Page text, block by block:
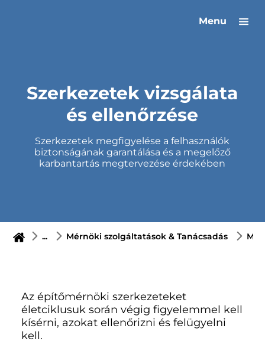
Menu
Szerkezetek vizsgálata
és ellenőrzése
Szerkezetek megfigyelése a felhasználók
biztonságának garantálása és a megelőző
karbantartás megtervezése érdekében
... Mérnöki szolgáltatások & Tanácsadás
Az építőmérnöki szerkezeteket
életciklusuk során végig figyelemmel kell
kísérni, azokat ellenőrizni és felügyelni
kell.